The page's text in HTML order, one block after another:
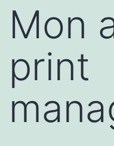
Mon
print